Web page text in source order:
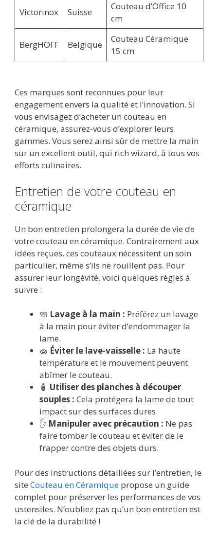
Victorinox Suisse
Couteau d’Office 10
cm
BergHOFF Belgique
Couteau Céramique
15 cm
Ces marques sont reconnues pour leur
engagement envers la qualité et l’innovation. Si
vous envisagez d’acheter un couteau en
céramique, assurez-vous d’explorer leurs
gammes. Vous serez ainsi sûr de mettre la main
sur un excellent outil, qui rich wizard, à tous vos
efforts culinaires.
Entretien de votre couteau en
céramique
Un bon entretien prolongera la durée de vie de
votre couteau en céramique. Contrairement aux
idées reçues, ces couteaux nécessitent un soin
particulier, même s’ils ne rouillent pas. Pour
assurer leur longévité, voici quelques règles à
suivre :
🧼 Lavage à la main : Préférez un lavage
à la main pour éviter d’endommager la
lame.
🧽 Éviter le lave-vaisselle : La haute
température et le mouvement peuvent
abîmer le couteau.
🧴 Utiliser des planches à découper
souples : Cela protégera la lame de tout
impact sur des surfaces dures.
✋ Manipuler avec précaution : Ne pas
faire tomber le couteau et éviter de le
frapper contre des objets durs.
Pour des instructions détaillées sur l’entretien, le
site Couteau en Céramique propose un guide
complet pour préserver les performances de vos
ustensiles. N’oubliez pas qu’un bon entretien est
la clé de la durabilité !